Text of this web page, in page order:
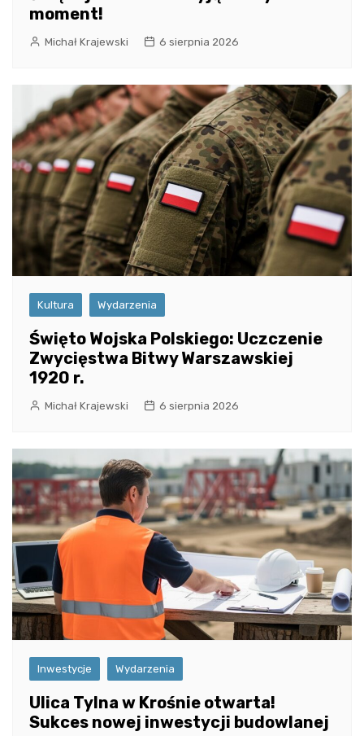
moment!
Michał Krajewski 6 sierpnia 2026
Kultura Wydarzenia
Święto Wojska Polskiego: Uczczenie
Zwycięstwa Bitwy Warszawskiej
1920 r.
Michał Krajewski 6 sierpnia 2026
Inwestycje Wydarzenia
Ulica Tylna w Krośnie otwarta!
Sukces nowej inwestycji budowlanej